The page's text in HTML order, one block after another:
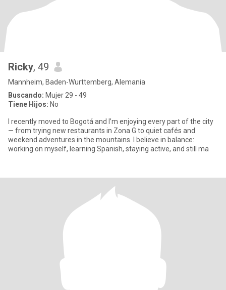
Ricky, 49
Mannheim, Baden-Wurttemberg, Alemania
Buscando: Mujer 29 - 49
Tiene Hijos: No
I recently moved to Bogotá and I’m enjoying every part of the city
— from trying new restaurants in Zona G to quiet cafés and
weekend adventures in the mountains. I believe in balance:
working on myself, learning Spanish, staying active, and still ma